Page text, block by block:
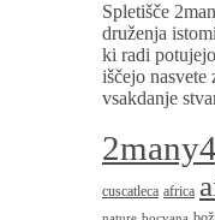
Spletišče
druženja
ki radi
iščejo
vsakdanje
cuscatleca africa